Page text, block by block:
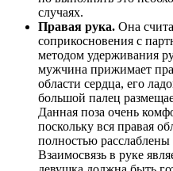
случаях.
Правая рука. Она
соприкосновения с
методом удерживания
мужчина прижимает
области сердца, его
большой палец
Данная поза очень
поскольку вся правая
полностью
Взаимосвязь в руке